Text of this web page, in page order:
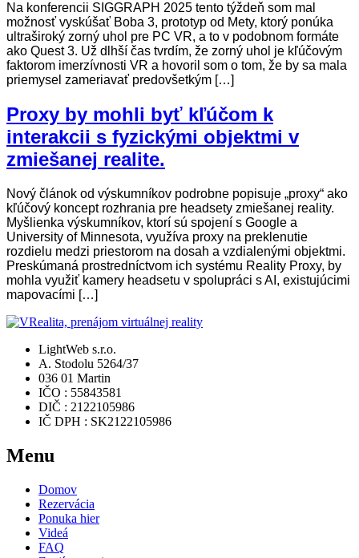
Na konferencii SIGGRAPH 2025 tento týždeň som mal
možnosť vyskúšať Boba 3, prototyp od Mety, ktorý ponúka
ultraširoký zorný uhol pre PC VR, a to v podobnom formáte
ako Quest 3. Už dlhší čas tvrdím, že zorný uhol je kľúčovým
faktorom imerzívnosti VR a hovoril som o tom, že by sa mala
priemysel zameriavať predovšetkým […]
Proxy by mohli byť kľúčom k
interakcii s fyzickými objektmi v
zmiešanej realite.
Nový článok od výskumníkov podrobne popisuje „proxy“ ako
kľúčový koncept rozhrania pre headsety zmiešanej reality.
Myšlienka výskumníkov, ktorí sú spojení s Google a
University of Minnesota, využíva proxy na preklenutie
rozdielu medzi priestorom na dosah a vzdialenými objektmi.
Preskúmaná prostredníctvom ich systému Reality Proxy, by
mohla využiť kamery headsetu v spolupráci s AI, existujúcimi
mapovacími […]
LightWeb s.r.o.
A. Stodolu 5264/37
036 01 Martin
IČO : 55843581
DIČ : 2122105986
IČ DPH : SK2122105986
Menu
Domov
Rezervácia
Ponuka hier
Videá
FAQ